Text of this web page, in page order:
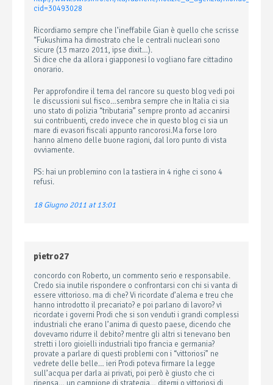
cid=30493028
Ricordiamo sempre che l’ineffabile Gian è quello che scrisse
“Fukushima ha dimostrato che le centrali nucleari sono
sicure (13 marzo 2011, ipse dixit…).
Si dice che da allora i giapponesi lo vogliano fare cittadino
onorario.
Per approfondire il tema del rancore su questo blog vedi poi
le discussioni sul fisco…sembra sempre che in Italia ci sia
uno stato di polizia “tributaria” sempre pronto ad accanirsi
sui contribuenti, credo invece che in questo blog ci sia un
mare di evasori fiscali appunto rancorosi.Ma forse loro
hanno almeno delle buone ragioni, dal loro punto di vista
ovviamente.
PS: hai un problemino con la tastiera in 4 righe ci sono 4
refusi.
18 Giugno 2011 at 13:01
pietro27
concordo con Roberto, un commento serio e responsabile.
Credo sia inutile rispondere o confrontarsi con chi si vanta di
essere vittorioso. ma di che? Vi ricordate d’alema e treu che
hanno introdotto il precariato? e poi parlano di lavoro? vi
ricordate i governi Prodi che si son venduti i grandi complessi
industriali che erano l’anima di questo paese, dicendo che
dovevamo ridurre il debito? mentre gli altri si tenevano ben
stretti i loro gioielli industriali tipo francia e germania?
provate a parlare di questi problemi con i “vittoriosi” ne
vedrete delle belle… ieri Prodi poteva firmare la legge
sull’acqua per darla ai privati, poi però è giusto che ci